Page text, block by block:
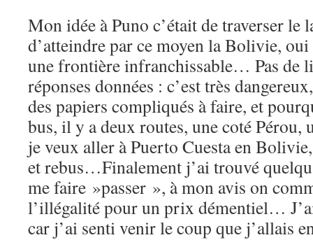
Mon idée à Puno c’était de traverser le
d’atteindre par ce moyen la Bolivie,
une frontière infranchissable… Pas de
réponses données : c’est très
des papiers compliqués à faire, et
bus, il y a deux routes, une coté Pérou,
je veux aller à Puerto Cuesta en
et rebus…Finalement j’ai trouvé
me faire »passer », à mon avis on
l’illégalité pour un prix démentiel…
car j’ai senti venir le coup que j’allais